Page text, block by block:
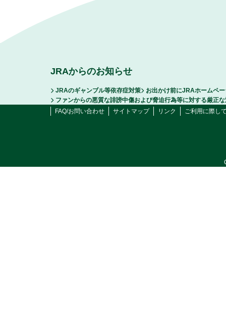
JRAからのお知らせ
JRAのギャンブル等依存症対策
お出かけ前にJRAホームペ
ファンからの悪質な誹謗中傷および脅迫行為等に対する厳正
FAQ/お問い合わせ
サイトマップ リンク ご利用に際し